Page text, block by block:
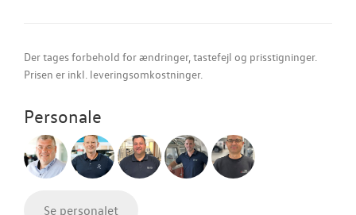
Der tages forbehold for ændringer, tastefejl og prisstigninger.
Prisen er inkl. leveringsomkostninger.
Personale
Se personalet